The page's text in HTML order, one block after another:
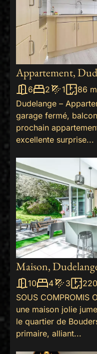
Appartement,
6 2 1 86
Dudelange –
garage fermé,
prochain
excellente surprise...
Maison,
10 4 3
SOUS COMPROMIS
une maison jolie
le quartier de
primaire, alliant...